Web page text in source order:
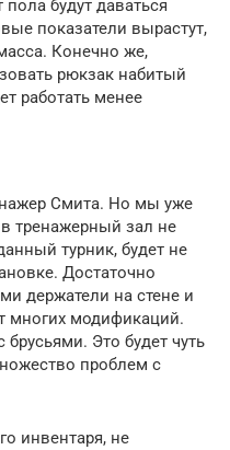
будут даваться
показатели вырастут,
Конечно же,
рюкзак набитый
работать менее
Смита. Но мы уже
тренажерный зал не
турник, будет не
Достаточно
держатели на стене и
многих модификаций.
Это будет чуть
проблем с
инвентаря, не